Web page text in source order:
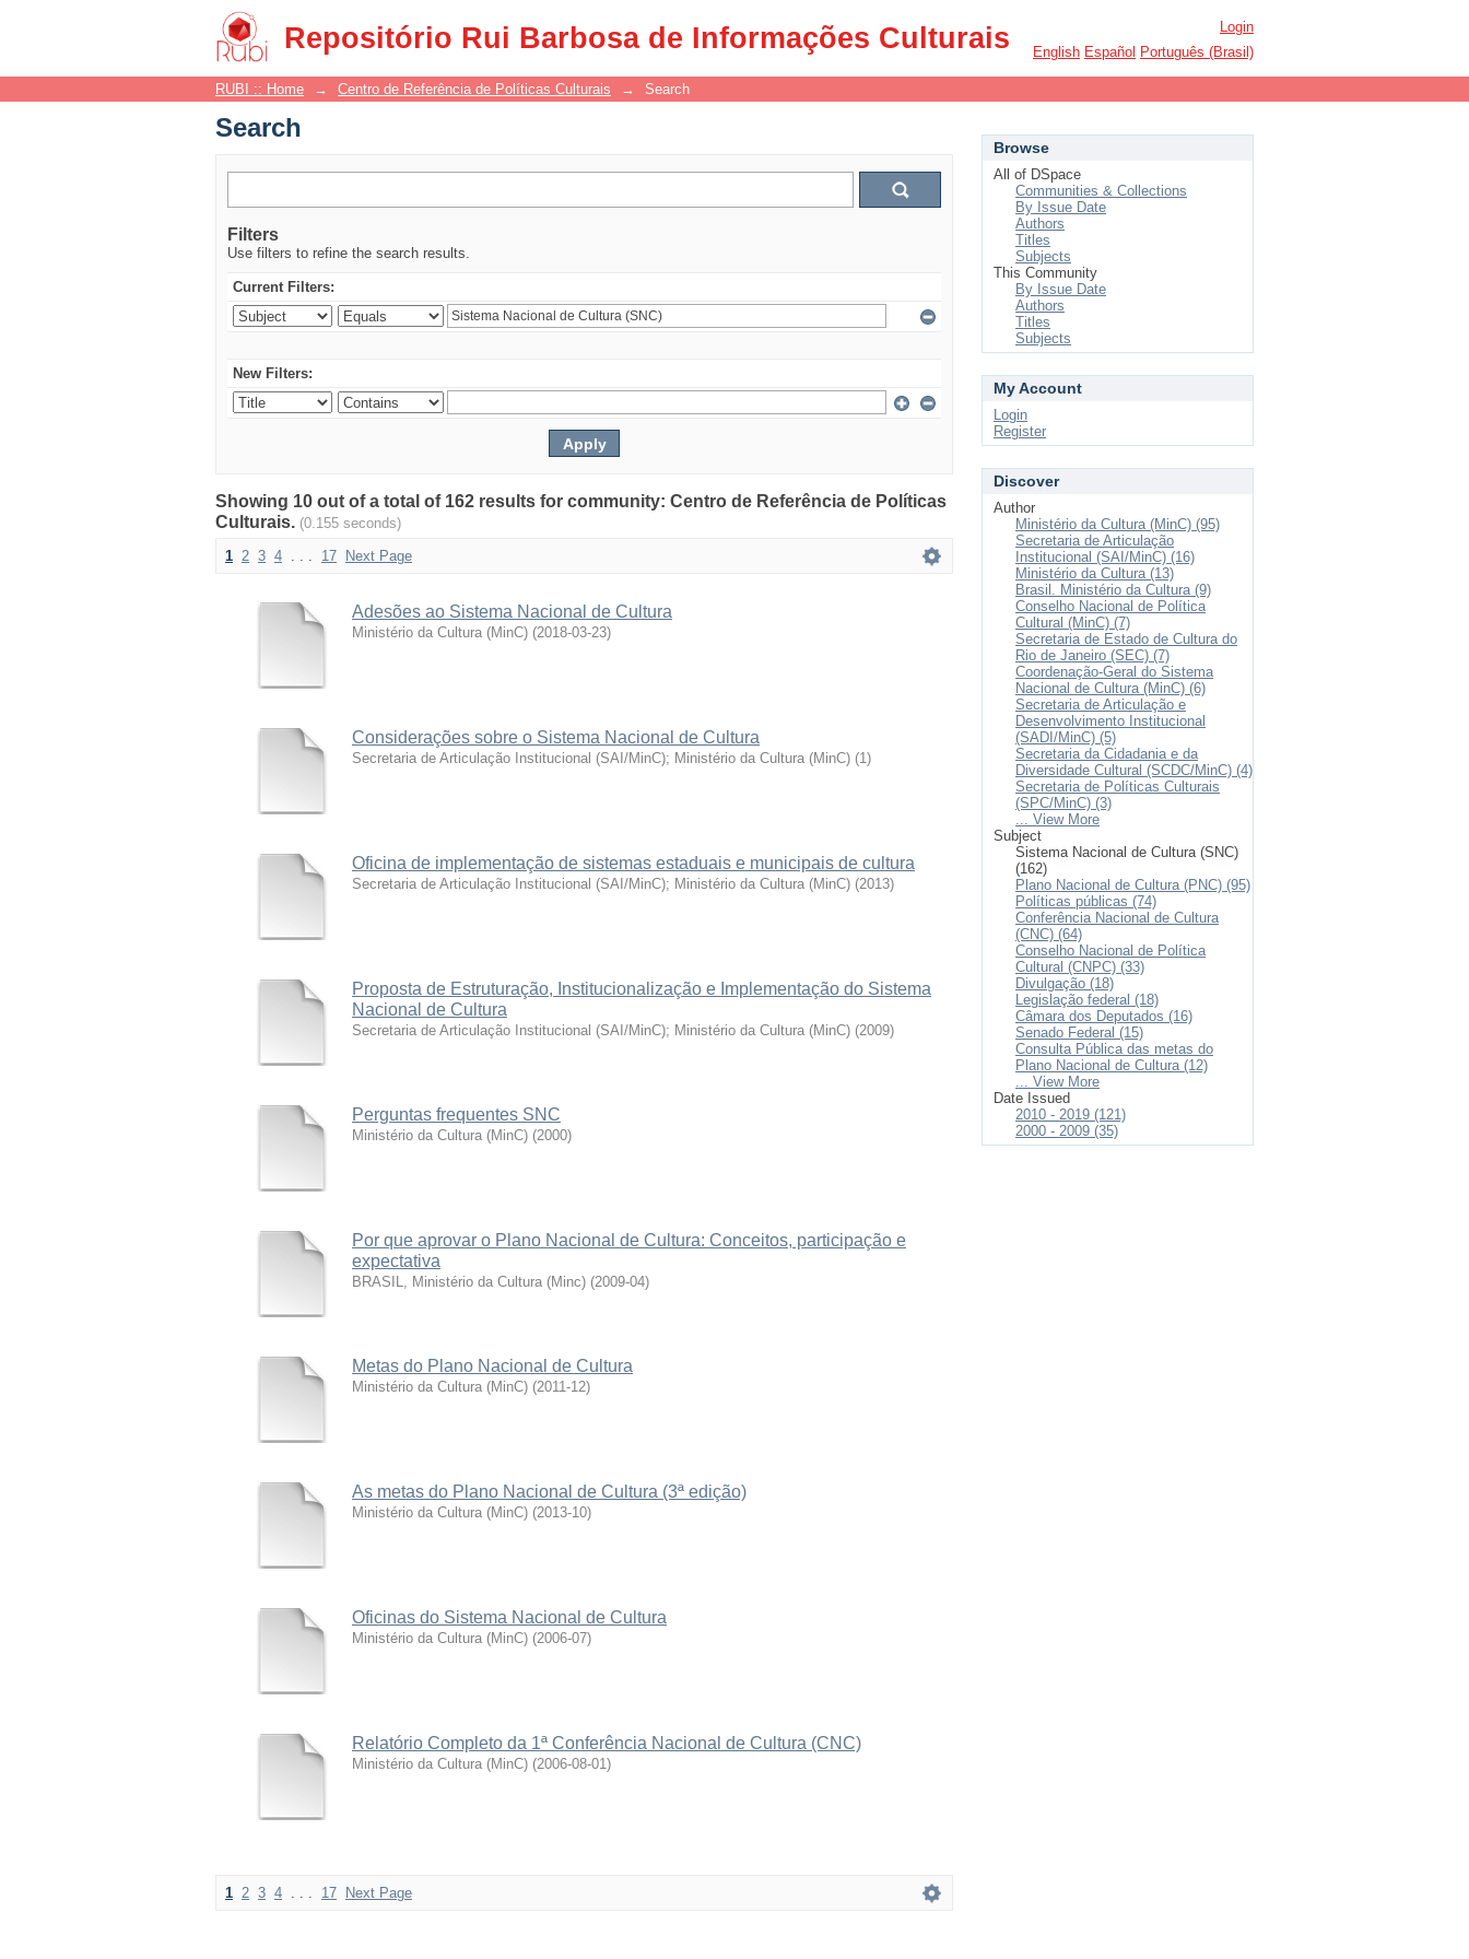
Repositório Rui Barbosa de Informações Culturais
Search
Login
English Español Português (Brasil)
RUBI :: Home → Centro de Referência de Políticas Culturais → Search
Search
Filters
Use filters to refine the search results.
Current Filters:
New Filters:
Showing 10 out of a total of 162 results for community: Centro de Referência de Políticas
Culturais. (0.155 seconds)
1 2 3 4 . . . 17 Next Page
Adesões ao Sistema Nacional de Cultura
Ministério da Cultura (MinC) (2018-03-23)
Considerações sobre o Sistema Nacional de Cultura
Secretaria de Articulação Institucional (SAI/MinC); Ministério da Cultura (MinC) (1)
Oficina de implementação de sistemas estaduais e municipais de cultura
Secretaria de Articulação Institucional (SAI/MinC); Ministério da Cultura (MinC) (2013)
Proposta de Estruturação, Institucionalização e Implementação do Sistema
Nacional de Cultura
Secretaria de Articulação Institucional (SAI/MinC); Ministério da Cultura (MinC) (2009)
Perguntas frequentes SNC
Ministério da Cultura (MinC) (2000)
Por que aprovar o Plano Nacional de Cultura: Conceitos, participação e
expectativa
BRASIL, Ministério da Cultura (Minc) (2009-04)
Metas do Plano Nacional de Cultura
Ministério da Cultura (MinC) (2011-12)
As metas do Plano Nacional de Cultura (3ª edição)
Ministério da Cultura (MinC) (2013-10)
Oficinas do Sistema Nacional de Cultura
Ministério da Cultura (MinC) (2006-07)
Relatório Completo da 1ª Conferência Nacional de Cultura (CNC)
Ministério da Cultura (MinC) (2006-08-01)
1 2 3 4 . . . 17 Next Page
Browse
All of DSpace
Communities & Collections
By Issue Date
Authors
Titles
Subjects
This Community
By Issue Date
Authors
Titles
Subjects
My Account
Login
Register
Discover
Author
Ministério da Cultura (MinC) (95)
Secretaria de Articulação
Institucional (SAI/MinC) (16)
Ministério da Cultura (13)
Brasil. Ministério da Cultura (9)
Conselho Nacional de Política
Cultural (MinC) (7)
Secretaria de Estado de Cultura do
Rio de Janeiro (SEC) (7)
Coordenação-Geral do Sistema
Nacional de Cultura (MinC) (6)
Secretaria de Articulação e
Desenvolvimento Institucional
(SADI/MinC) (5)
Secretaria da Cidadania e da
Diversidade Cultural (SCDC/MinC) (4)
Secretaria de Políticas Culturais
(SPC/MinC) (3)
... View More
Subject
Sistema Nacional de Cultura (SNC)
(162)
Plano Nacional de Cultura (PNC) (95)
Políticas públicas (74)
Conferência Nacional de Cultura
(CNC) (64)
Conselho Nacional de Política
Cultural (CNPC) (33)
Divulgação (18)
Legislação federal (18)
Câmara dos Deputados (16)
Senado Federal (15)
Consulta Pública das metas do
Plano Nacional de Cultura (12)
... View More
Date Issued
2010 - 2019 (121)
2000 - 2009 (35)